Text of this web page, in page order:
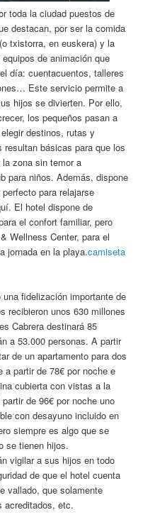
toda la ciudad puestos de
destacan, por ser la comida
txistorra, en euskera) y la
de animación que
día: cuentacuentos, talleres
Este servicio permite a
hijos se divierten. Por ello,
los pequeños pasan a
destinos, rutas y
básicas para que los
la zona sin temor a
para niños. Además, dispone
para relajarse
El hotel dispone de
el confort familiar, pero
Wellness Center, para el
jornada en la playa.camiseta
fidelización importante de
recibieron unos 630 millones
Cabrera destinará 85
a 53.000 personas. A partir
de un apartamento para dos
a partir de 78€ por noche e
cubierta con vistas a la
de 96€ por noche uno
con desayuno incluido en
siempre es algo que se
se tienen hijos.
vigilar a sus hijos en todo
de que el hotel cuenta
vallado, que solamente
acreditados, etc.